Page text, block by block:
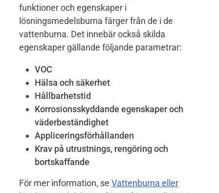
funktioner och egenskaper i
lösningsmedelsburna färger från de i de
vattenburna. Det innebär också skilda
egenskaper gällande följande parametrar:
VOC
Hälsa och säkerhet
Hållbarhetstid
Korrosionsskyddande egenskaper och
väderbeständighet
Appliceringsförhållanden
Krav på utrustnings, rengöring och
bortskaffande
För mer information, se Vattenburna eller